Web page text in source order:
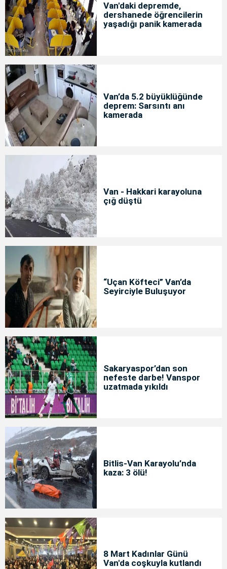
Van'daki depremde,
dershanede öğrencilerin
yaşadığı panik kamerada
Van’da 5.2 büyüklüğünde
deprem: Sarsıntı anı
kamerada
Van - Hakkari karayoluna
çığ düştü
“Uçan Köfteci” Van’da
Seyirciyle Buluşuyor
Sakaryaspor’dan son
nefeste darbe! Vanspor
uzatmada yıkıldı
Bitlis-Van Karayolu’nda
kaza: 3 ölü!
8 Mart Kadınlar Günü
Van'da coşkuyla kutlandı